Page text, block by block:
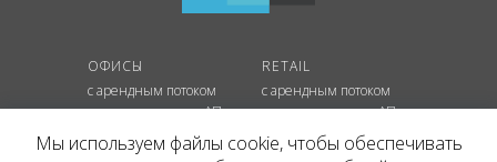
ОФИСЫ
с арендным потоком
с потенциальным АП
на этапе строительства
RETAIL
с арендным потоком
с потенциальным АП
на этапе строительства
Мы используем файлы cookie, чтобы обеспечивать